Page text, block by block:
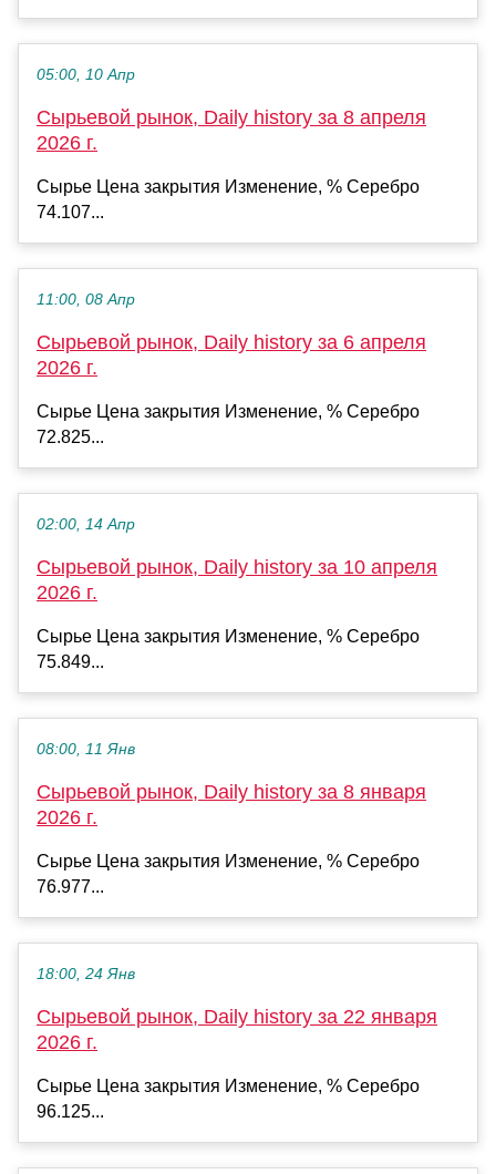
05:00, 10 Апр
Сырьевой рынок, Daily history за 8 апреля
2026 г.
Сырье Цена закрытия Изменение, % Серебро
74.107...
11:00, 08 Апр
Сырьевой рынок, Daily history за 6 апреля
2026 г.
Сырье Цена закрытия Изменение, % Серебро
72.825...
02:00, 14 Апр
Сырьевой рынок, Daily history за 10 апреля
2026 г.
Сырье Цена закрытия Изменение, % Серебро
75.849...
08:00, 11 Янв
Сырьевой рынок, Daily history за 8 января
2026 г.
Сырье Цена закрытия Изменение, % Серебро
76.977...
18:00, 24 Янв
Сырьевой рынок, Daily history за 22 января
2026 г.
Сырье Цена закрытия Изменение, % Серебро
96.125...